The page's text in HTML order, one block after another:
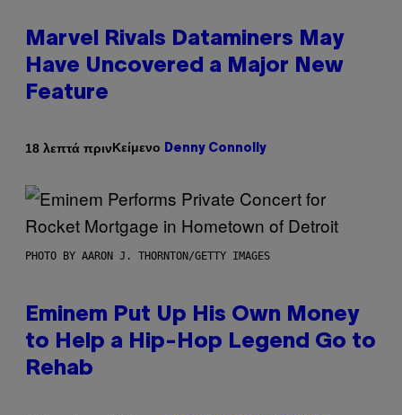
Marvel Rivals Dataminers May
Have Uncovered a Major New
Feature
18 λεπτά πρινΚείμενο Denny Connolly
PHOTO BY AARON J. THORNTON/GETTY IMAGES
Eminem Put Up His Own Money
to Help a Hip-Hop Legend Go to
Rehab